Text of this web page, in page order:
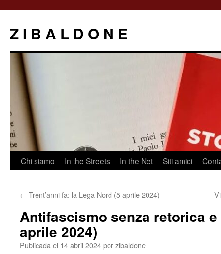
Z I B A L D O N E
Saltar
contenido
Chi siamo In the Streets In the Net Siti amici
← Trent’anni fa: la Lega Nord (5 aprile 2024)
Antifascismo senza retorica
aprile 2024)
Publicada el 14 abril 2024porzibaldone